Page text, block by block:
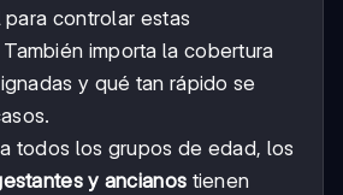
controlar estas
importa la cobertura
y qué tan rápido se
todos los grupos de edad, los
y ancianos tienen